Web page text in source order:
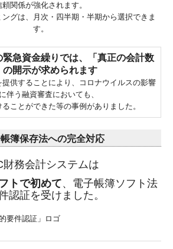
頼関係が強化されます。
グは、月次・四半期・半期から選択できま
す。
緊急資金繰りでは、「真正の会計数
の開示が求められます
提供することにより、コロナウイルスの影響
伴う融資審査においても、
ことができた等の事例がありました。
簿保存法への完全対応
財務会計システムは
トで初めて、電子帳簿ソフト法
認証を受けました。